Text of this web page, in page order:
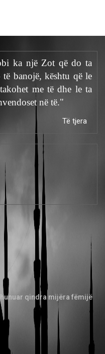
ka një Zot që do ta
banojë, kështu që le
me të dhe le ta
në të."
Të tjera
qindra mijëra fëmijë